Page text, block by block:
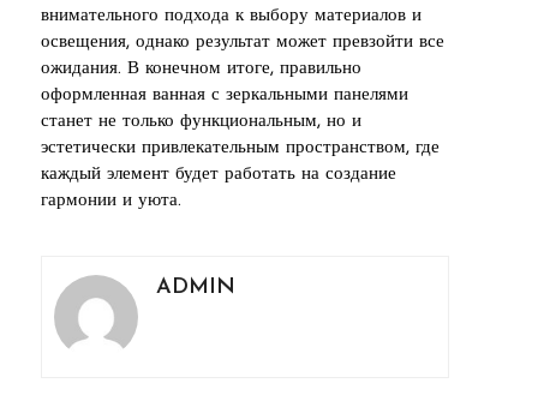
внимательного подхода к выбору материалов и
освещения, однако результат может превзойти все
ожидания. В конечном итоге, правильно
оформленная ванная с зеркальными панелями
станет не только функциональным, но и
эстетически привлекательным пространством, где
каждый элемент будет работать на создание
гармонии и уюта.
ADMIN